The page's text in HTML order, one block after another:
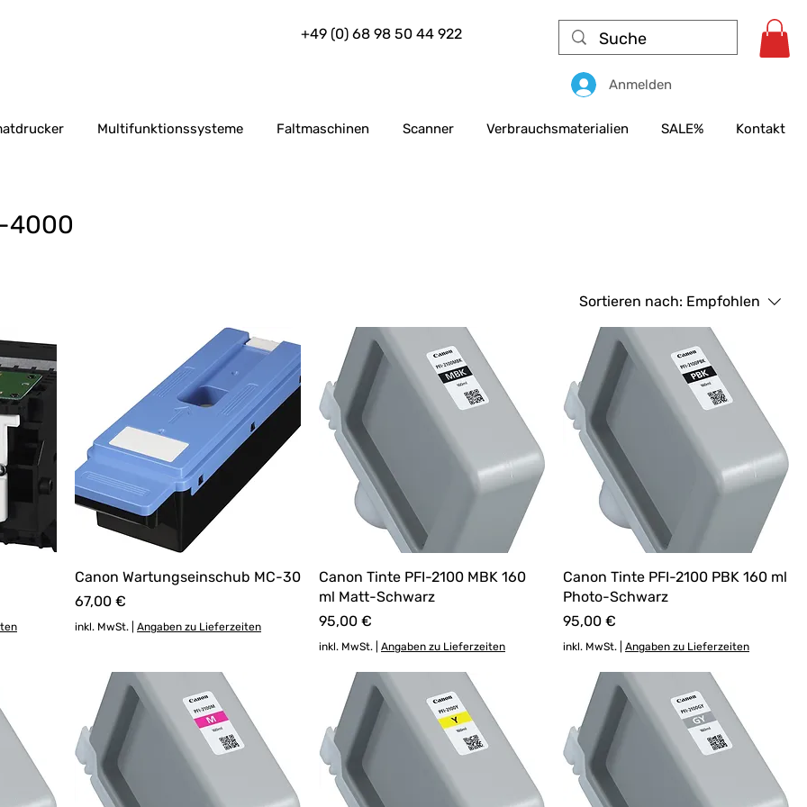
+49 (0) 68 98 50 44 922
Anmelden
Multifunktionssysteme Faltmaschinen Scanner Verbrauchsmaterialien SALE% Kontakt
4000
Sortieren nach: Empfohlen
Canon Wartungseinschub MC-30
Preis
67,00 €
inkl. MwSt. Angaben zu Lieferzeiten
Canon Tinte PFI-2100 MBK 160
ml Matt-Schwarz
Preis
95,00 €
inkl. MwSt. Angaben zu Lieferzeiten
Canon Tinte PFI-2100 PBK 160 ml
Photo-Schwarz
Preis
95,00 €
inkl. MwSt. Angaben zu Lieferzeiten